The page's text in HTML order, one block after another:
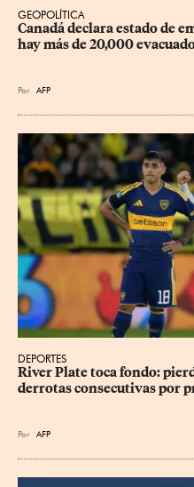
GEOPOLÍTICA
Canadá declara estado de
hay más de 20,000
Por AFP
DEPORTES
River Plate toca fondo:
derrotas consecutivas por
Por AFP